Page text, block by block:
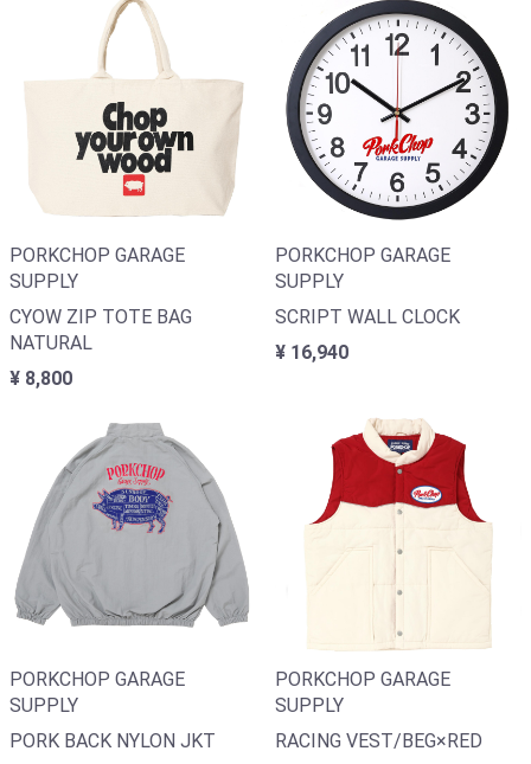
PORKCHOP GARAGE
SUPPLY
CYOW ZIP TOTE BAG
NATURAL
¥ 8,800
PORKCHOP GARAGE
SUPPLY
SCRIPT WALL CLOCK
¥ 16,940
PORKCHOP GARAGE
SUPPLY
PORK BACK NYLON JKT
PORKCHOP GARAGE
SUPPLY
RACING VEST/BEG×RED